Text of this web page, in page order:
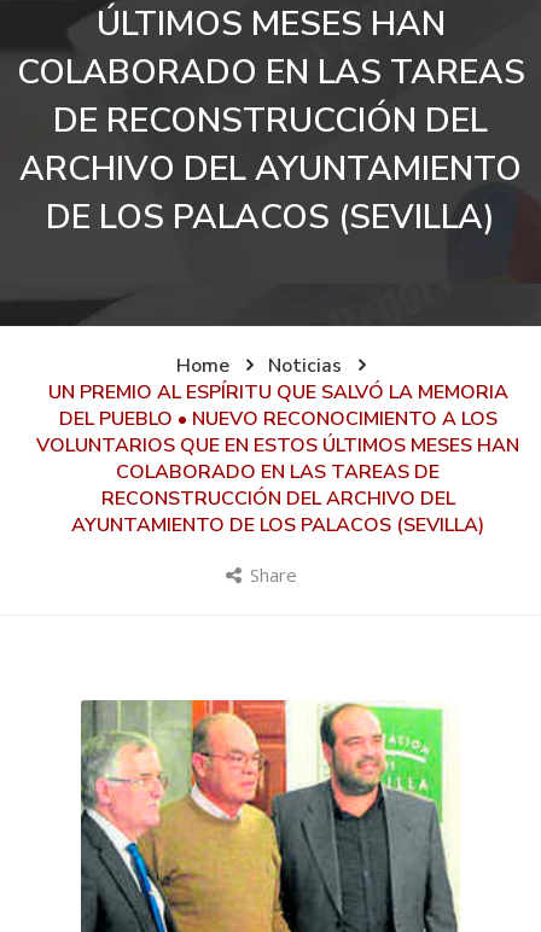
ÚLTIMOS MESES HAN
COLABORADO EN LAS TAREAS
DE RECONSTRUCCIÓN DEL
ARCHIVO DEL AYUNTAMIENTO
DE LOS PALACOS (SEVILLA)
Home
Noticias
UN PREMIO AL ESPÍRITU QUE SALVÓ LA MEMORIA
DEL PUEBLO • NUEVO RECONOCIMIENTO A LOS
VOLUNTARIOS QUE EN ESTOS ÚLTIMOS MESES HAN
COLABORADO EN LAS TAREAS DE
RECONSTRUCCIÓN DEL ARCHIVO DEL
AYUNTAMIENTO DE LOS PALACOS (SEVILLA)
Share